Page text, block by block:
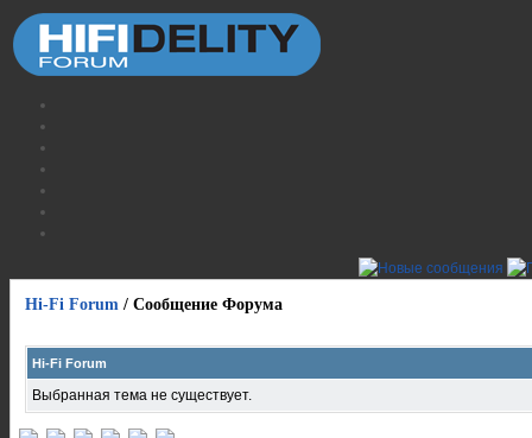
Hi-Fi Forum / Сообщение Форума
Hi-Fi Forum
Выбранная тема не существует.